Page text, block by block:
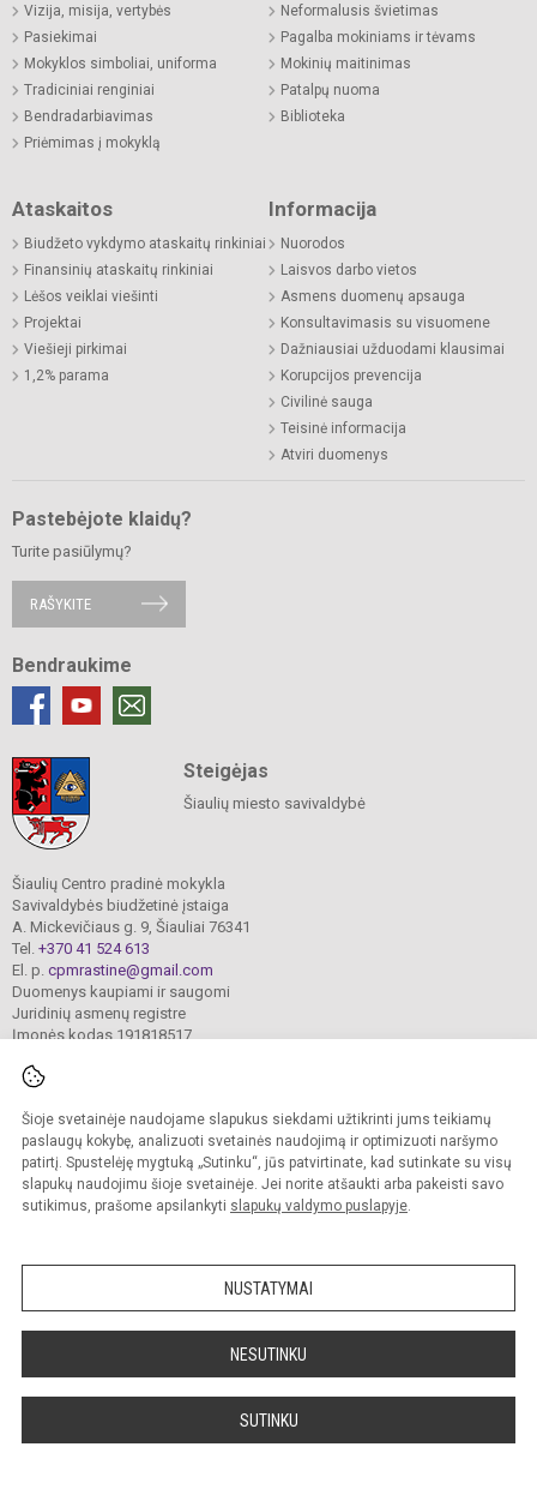
Šioje svetainėje naudojame slapukus siekdami užtikrinti jums teikiamų
paslaugų kokybę, analizuoti svetainės naudojimą ir optimizuoti naršymo
patirtį. Spustelėję mygtuką „Sutinku“, jūs patvirtinate, kad sutinkate su visų
slapukų naudojimu šioje svetainėje. Jei norite atšaukti arba pakeisti savo
sutikimus, prašome apsilankyti slapukų valdymo puslapyje.
NUSTATYMAI
NESUTINKU
SUTINKU
Vizija, misija, vertybės
Pasiekimai
Mokyklos simboliai, uniforma
Tradiciniai renginiai
Bendradarbiavimas
Priėmimas į mokyklą
Neformalusis švietimas
Pagalba mokiniams ir tėvams
Mokinių maitinimas
Patalpų nuoma
Biblioteka
Ataskaitos
Biudžeto vykdymo ataskaitų rinkiniai
Finansinių ataskaitų rinkiniai
Lėšos veiklai viešinti
Projektai
Viešieji pirkimai
1,2% parama
Informacija
Nuorodos
Laisvos darbo vietos
Asmens duomenų apsauga
Konsultavimasis su visuomene
Dažniausiai užduodami klausimai
Korupcijos prevencija
Civilinė sauga
Teisinė informacija
Atviri duomenys
Pastebėjote klaidų?
Turite pasiūlymų?
RAŠYKITE
Bendraukime
Steigėjas
Šiaulių miesto savivaldybė
Šiaulių Centro pradinė mokykla
Savivaldybės biudžetinė įstaiga
A. Mickevičiaus g. 9, Šiauliai 76341
Tel. +370 41 524 613
El. p. cpmrastine@gmail.com
Duomenys kaupiami ir saugomi
Juridinių asmenų registre
Įmonės kodas 191818517
© 2024. Šiaulių Centro pradinė mokykla. Visos teisės saugomos.
Kopijuoti turinį be raštiško įstaigos administracijos sutikimo griežtai draudžiama.
Prieinamumo paraiška Slapukų valdymas
Sumanus būdas atnaujinti